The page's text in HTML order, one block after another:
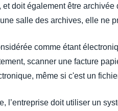
doit également être
salle des archives, elle ne
comme étant
scanner une facture
même si c'est un
l’entreprise doit utiliser un